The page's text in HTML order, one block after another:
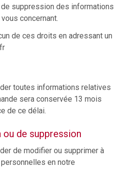
suppression des informations
concernant.
de ces droits en adressant un
toutes informations relatives
sera conservée 13 mois
de ce délai.
de suppression
de modifier ou supprimer à
en notre